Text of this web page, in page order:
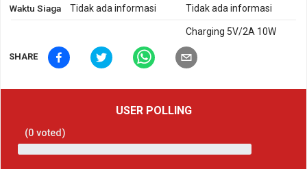
Waktu Siaga Tidak ada informasi Tidak ada informasi
Charging 5V/2A 10W
SHARE
USER POLLING
(0 voted)